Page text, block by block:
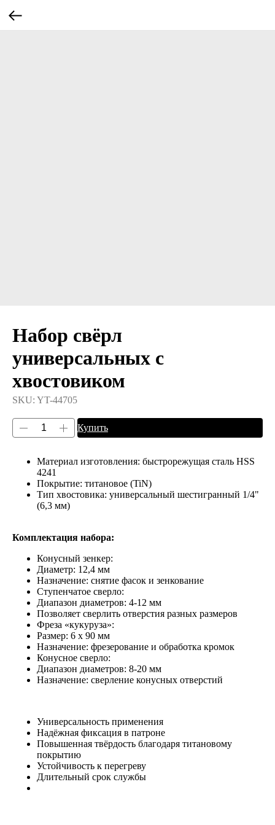
Набор свёрл
универсальных с
хвостовиком
SKU: YT-44705
Купить
Материал изготовления: быстрорежущая сталь HSS
4241
Покрытие: титановое (TiN)
Тип хвостовика: универсальный шестигранный 1/4"
(6,3 мм)
Комплектация набора:
Конусный зенкер:
Диаметр: 12,4 мм
Назначение: снятие фасок и зенкование
Ступенчатое сверло:
Диапазон диаметров: 4-12 мм
Позволяет сверлить отверстия разных размеров
Фреза «кукуруза»:
Размер: 6 x 90 мм
Назначение: фрезерование и обработка кромок
Конусное сверло:
Диапазон диаметров: 8-20 мм
Назначение: сверление конусных отверстий
Универсальность применения
Надёжная фиксация в патроне
Повышенная твёрдость благодаря титановому
покрытию
Устойчивость к перегреву
Длительный срок службы